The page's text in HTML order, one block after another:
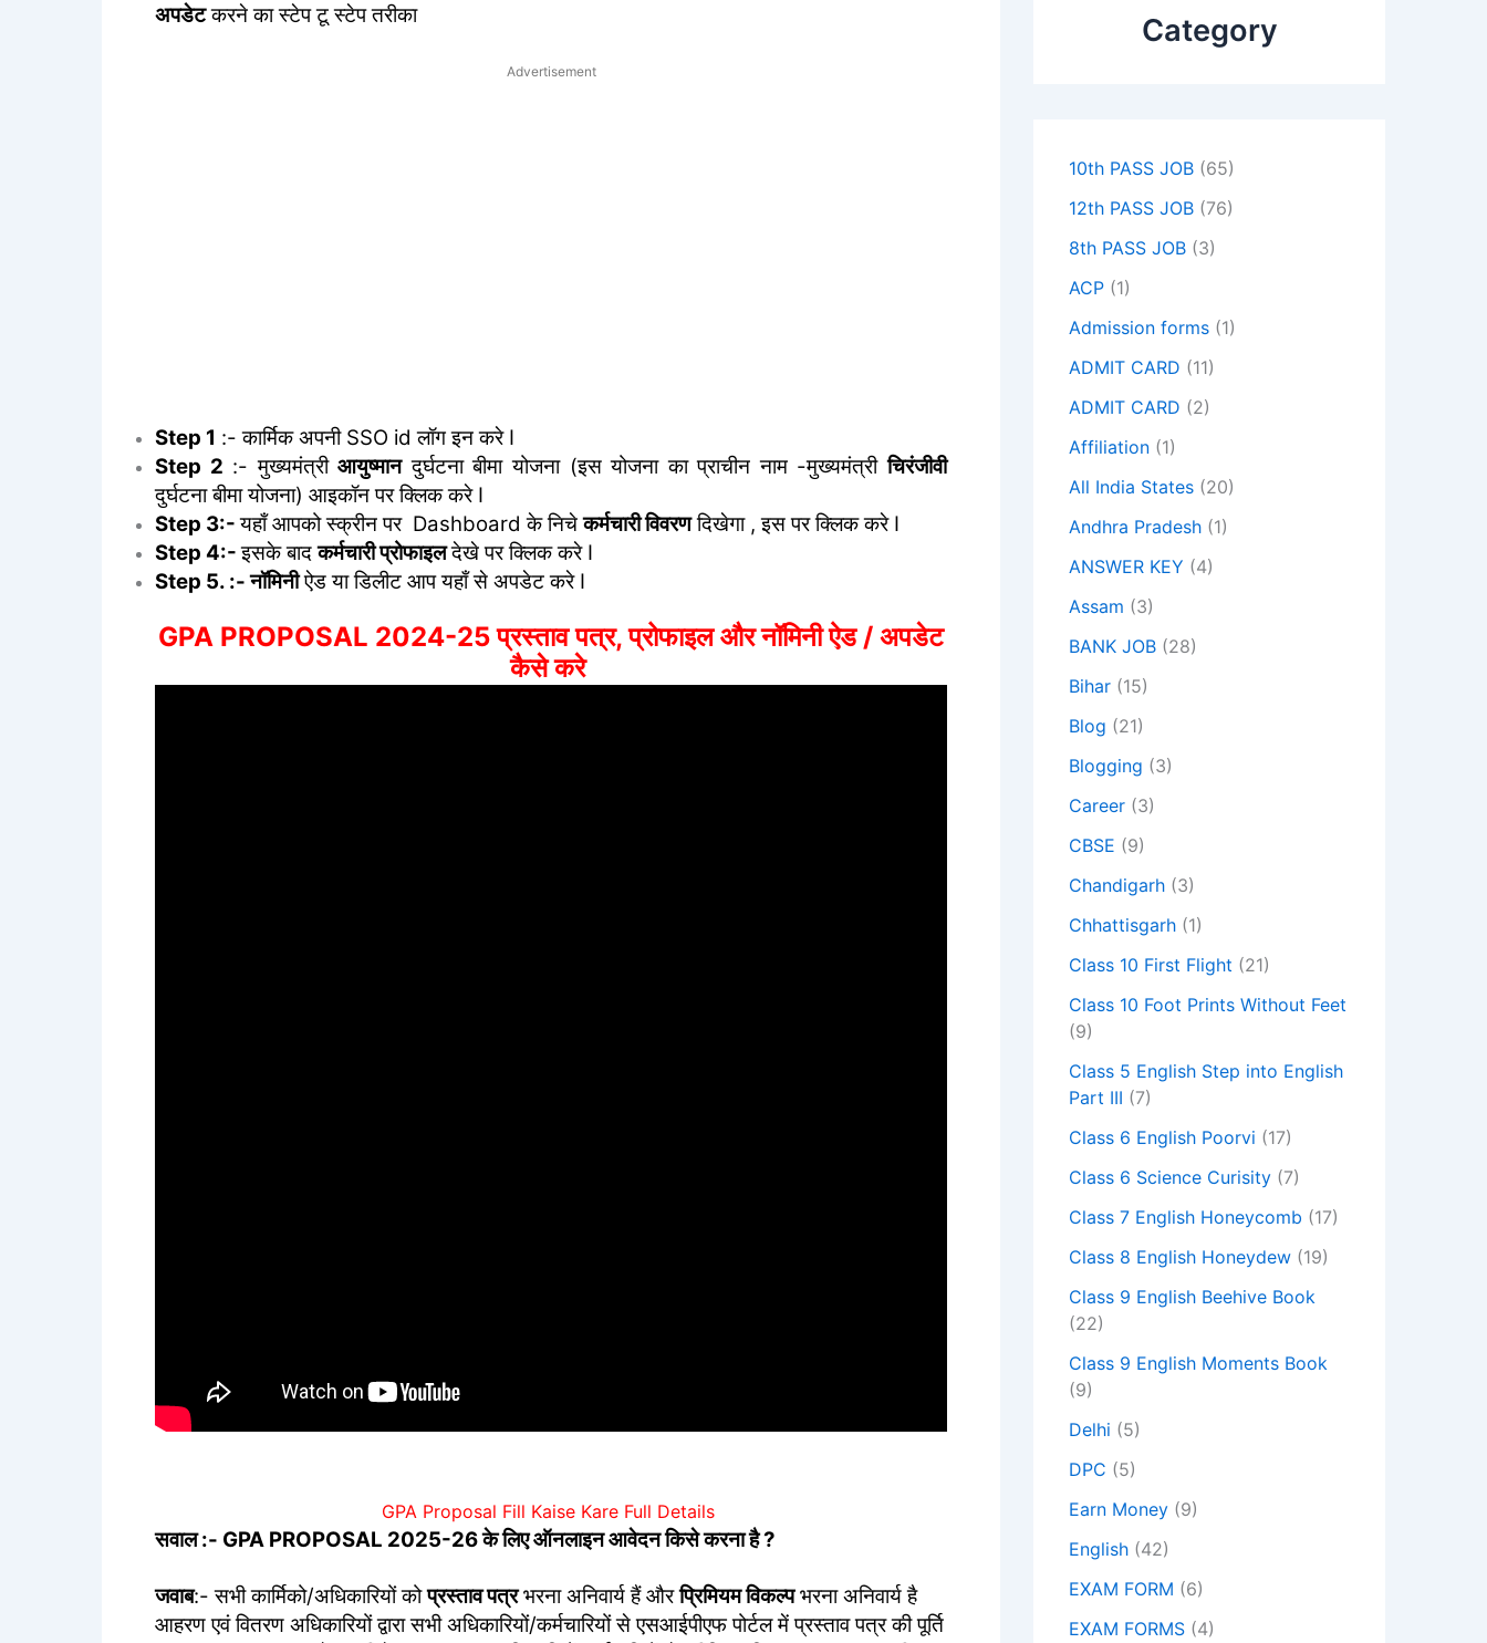
अपडेटकरने का स्टेप टू स्टेप तरीका
Advertisement
Step 1 :- कार्मिक अपनी SSO id लॉग इन करे I
Step 2 :- मुख्यमंत्रीआयुष्मानदुर्घटना बीमा योजना (इस योजना का प्राचीन नाम -मुख्यमंत्रीचिरंजीवी
दुर्घटना बीमा योजना) आइकॉन पर क्लिक करे I
Step 3:-यहाँ आपको स्क्रीन पर Dashboard के निचेकर्मचारी विवरणदिखेगा , इस पर क्लिक करे I
Step 4:-इसके बादकर्मचारी प्रोफाइलदेखे पर क्लिक करे I
Step 5. :- नॉमिनीऐड या डिलीट आप यहाँ से अपडेट करे I
GPA PROPOSAL 2024-25 प्रस्ताव पत्र, प्रोफाइल और नॉमिनी ऐड / अपडेट
कैसे करे
GPA Proposal Fill Kaise Kare Full Details
सवाल :- GPA PROPOSAL 2025-26 के लिए ऑनलाइन आवेदन किसे करना है ?
जवाब:- सभी कार्मिको/अधिकारियों कोप्रस्ताव पत्रभरना अनिवार्य हैं औरप्रिमियम विकल्पभरना अनिवार्य है
आहरण एवं वितरण अधिकारियों द्वारा सभी अधिकारियों/कर्मचारियों से एसआईपीएफ पोर्टल में प्रस्ताव पत्र की पूर्ति
Category
10th PASS JOB (65)
12th PASS JOB (76)
8th PASS JOB (3)
ACP (1)
Admission forms (1)
ADMIT CARD (11)
ADMIT CARD (2)
Affiliation (1)
All India States (20)
Andhra Pradesh (1)
ANSWER KEY (4)
Assam (3)
BANK JOB (28)
Bihar (15)
Blog (21)
Blogging (3)
Career (3)
CBSE (9)
Chandigarh (3)
Chhattisgarh (1)
Class 10 First Flight (21)
Class 10 Foot Prints Without Feet
(9)
Class 5 English Step into English
Part III (7)
Class 6 English Poorvi (17)
Class 6 Science Curisity (7)
Class 7 English Honeycomb (17)
Class 8 English Honeydew (19)
Class 9 English Beehive Book
(22)
Class 9 English Moments Book
(9)
Delhi (5)
DPC (5)
Earn Money (9)
English (42)
EXAM FORM (6)
EXAM FORMS (4)